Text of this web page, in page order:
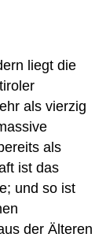
liegt die
als vierzig
als
ist das
und so ist
der Älteren